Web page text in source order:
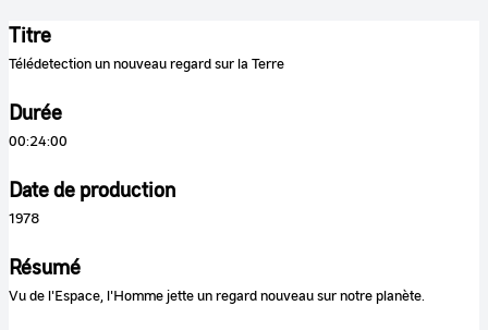
Titre
Télédetection un nouveau regard sur la Terre
Durée
00:24:00
Date de production
1978
Résumé
Vu de l'Espace, l'Homme jette un regard nouveau sur notre planète.